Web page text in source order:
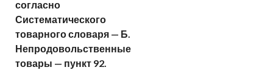
согласно
Систематического
товарного словаря — Б.
Непродовольственные
товары — пункт 92.